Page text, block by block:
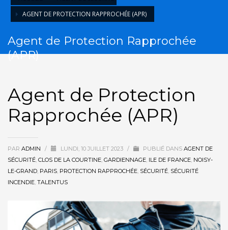
HORAIRES
Lun - Ven 9:00AM - 6:00PM
Sam - 9:00AM-5:00PM
Dimanche sur rendez-vous uniquement!
AGENT DE PROTECTION RAPPROCHÉE (APR)
Agent de Protection Rapprochée
(APR)
Agent de Protection
Rapprochée (APR)
PAR ADMIN / LUNDI, 10 JUILLET 2023 / PUBLIÉ DANS AGENT DE
SÉCURITÉ, CLOS DE LA COURTINE, GARDIENNAGE, ILE DE FRANCE, NOISY-
LE-GRAND, PARIS, PROTECTION RAPPROCHÉE, SÉCURITÉ, SÉCURITÉ
INCENDIE, TALENTUS